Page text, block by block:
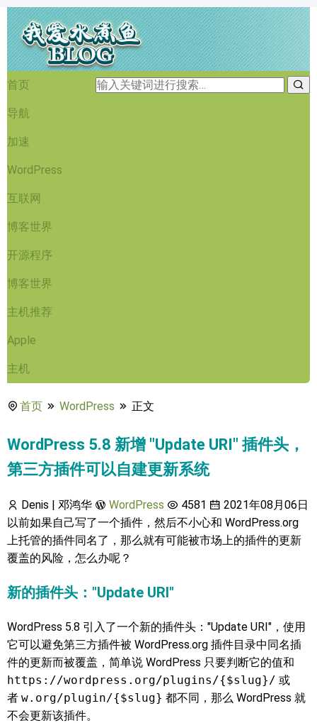
首页
导航
加速
WordPress
互联网
博客世界
开源程序
博客世界
主机推荐
Apple
主机
首页 WordPress 正文
WordPress 5.8 新增 "Update URI" 插件头，
第三方插件可以自建更新系统
Denis | 邓鸿华 WordPress 4581
2021年08月06日
以前如果自己写了一个插件，然后不小心和 WordPress.org
上托管的插件同名了，那么就有可能被市场上的插件的更新
覆盖的风险，怎么办呢？
新的插件头："Update URI"
WordPress 5.8 引入了一个新的插件头："Update URI"，使用
它可以避免第三方插件被 WordPress.org 插件目录中同名插
件的更新而被覆盖，简单说 WordPress 只要判断它的值和
https://wordpress.org/plugins/{$slug}/ 或
者 w.org/plugin/{$slug} 都不同，那么 WordPress 就
不会更新该插件。